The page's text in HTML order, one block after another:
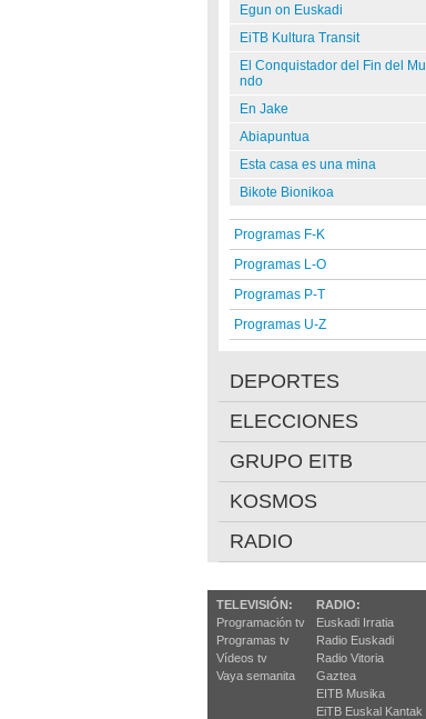
Egun on Euskadi
EiTB Kultura Transit
El Conquistador del Fin del Mu
ndo
En Jake
Abiapuntua
Esta casa es una mina
Bikote Bionikoa
Programas F-K
Programas L-O
Programas P-T
Programas U-Z
DEPORTES
ELECCIONES
GRUPO EITB
KOSMOS
RADIO
TELEVISIÓN:
Programación tv
Programas tv
Vídeos tv
Vaya semanita
RADIO:
Euskadi Irratia
Radio Euskadi
Radio Vitoria
Gaztea
EITB Musika
EiTB Euskal Kantak